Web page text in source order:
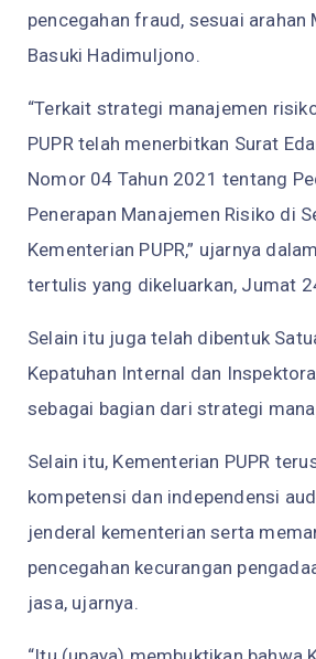
pencegahan fraud, sesuai arahan
Basuki Hadimuljono.
“Terkait strategi manajemen
PUPR telah menerbitkan Surat
Nomor 04 Tahun 2021 tentang
Penerapan Manajemen Risiko di
Kementerian PUPR,” ujarnya
tertulis yang dikeluarkan, Jumat
Selain itu juga telah dibentuk
Kepatuhan Internal dan
sebagai bagian dari strategi
Selain itu, Kementerian PUPR
kompetensi dan independensi
jenderal kementerian serta
pencegahan kecurangan
jasa, ujarnya.